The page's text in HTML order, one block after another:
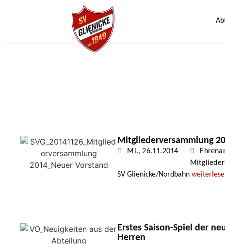
Mitgliederversammlung
Mi., 26.11.2014
SV Glienicke/Nordbahn
Erstes Saison-Spiel der
Herren